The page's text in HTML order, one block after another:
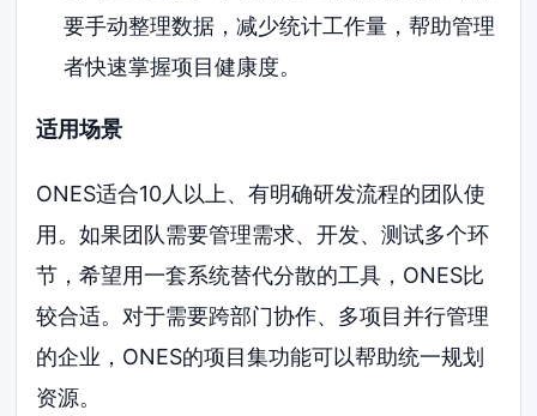
要手动整理数据，减少统计工作量，帮助管理
者快速掌握项目健康度。
适用场景
ONES适合10人以上、有明确研发流程的团队使
用。如果团队需要管理需求、开发、测试多个环
节，希望用一套系统替代分散的工具，ONES比
较合适。对于需要跨部门协作、多项目并行管理
的企业，ONES的项目集功能可以帮助统一规划
资源。